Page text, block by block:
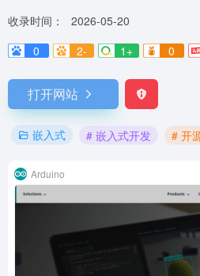
收录时间：
2026-05-20
0
2- 1+ 0
打开网站
嵌入式 # 嵌入式开发 # 开
Arduino